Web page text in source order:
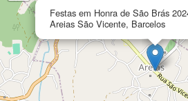
Festas em Honra de São Brás
Areias São Vicente, Barcelos